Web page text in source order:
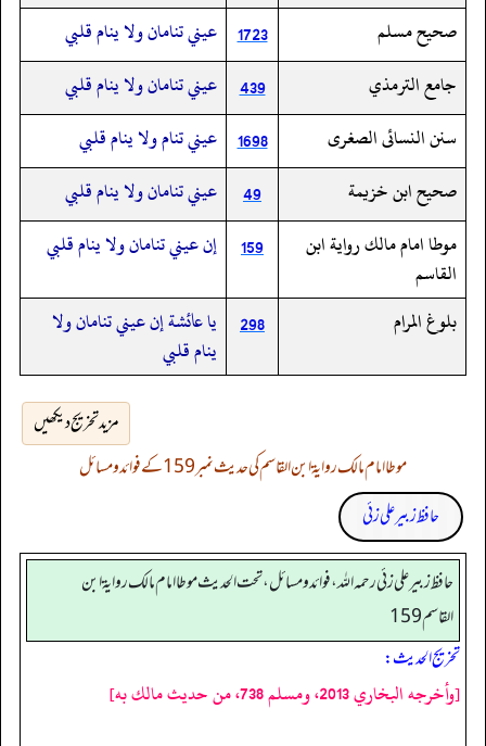
صحيح مسلم
1723 عيني تنامان ولا ينام قلبي
جامع الترمذي
439
عيني تنامان ولا ينام قلبي
سنن النسائى الصغرى
1698 عيني تنام ولا ينام قلبي
صحيح ابن خزيمة
49
عيني تنامان ولا ينام قلبي
موطا امام مالك رواية ابن
القاسم
159 إن عيني تنامان ولا ينام قلبي
بلوغ المرام 298
يا عائشة إن عيني تنامان ولا
ينام قلبي
مزید تخریج دیکھیں
موطا امام مالک روایۃ ابن القاسم کی حدیث نمبر 159 کے فوائد و مسائل
حافظ زبیر علی زئی
حافظ زبير على زئي رحمه الله، فوائد و مسائل، تحت الحديث موطا امام مالك رواية ابن
القاسم 159
تخریج الحدیث:
[وأخرجه البخاري 2013، ومسلم 738، من حديث مالك به]